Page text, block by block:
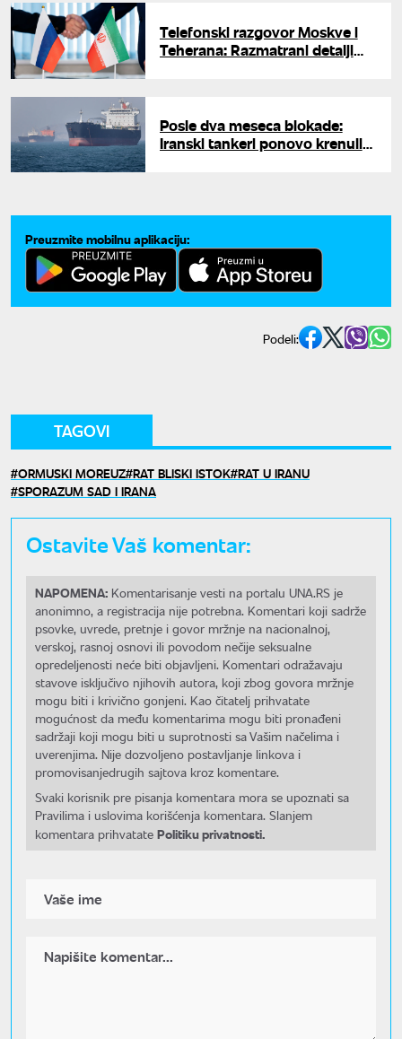
Telefonski razgovor Moskve i
Teherana: Razmatrani detalji
Posle dva meseca blokade:
Iranski tankeri ponovo krenuli
Preuzmite mobilnu aplikaciju:
Podeli:
TAGOVI
ORMUSKI MOREUZ RAT BLISKI ISTOK RAT U IRANU
SPORAZUM SAD I IRANA
Ostavite Vaš komentar:
NAPOMENA: Komentarisanje vesti na portalu UNA.RS je
anonimno, a registracija nije potrebna. Komentari koji sadrže
psovke, uvrede, pretnje i govor mržnje na nacionalnoj,
verskoj, rasnoj osnovi ili povodom nečije seksualne
opredeljenosti neće biti objavljeni. Komentari odražavaju
stavove isključivo njihovih autora, koji zbog govora mržnje
mogu biti i krivično gonjeni. Kao čitatelj prihvatate
mogućnost da među komentarima mogu biti pronađeni
sadržaji koji mogu biti u suprotnosti sa Vašim načelima i
uverenjima. Nije dozvoljeno postavljanje linkova i
promovisanjedrugih sajtova kroz komentare.
Svaki korisnik pre pisanja komentara mora se upoznati sa
Pravilima i uslovima korišćenja komentara. Slanjem
komentara prihvatate Politiku privatnosti.